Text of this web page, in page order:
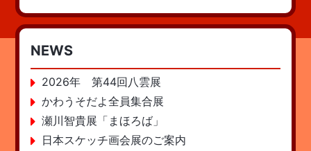
NEWS
2026年 第44回八雲展
かわうそだよ全員集合展
瀬川智貴展「まほろば」
日本スケッチ画会展のご案内